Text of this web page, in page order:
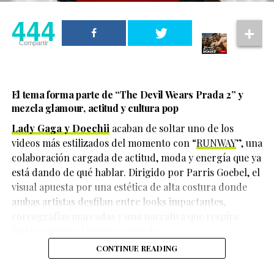
444
Compartir
movimientos bancarios realizados después de su
desaparición, lo que impulsó las investigaciones que
finalmente llevaron al hallazgo de la fosa clandestina.
Hasta el momento, las autoridades continúan
investigando cómo ocurrieron los hechos y quiénes
Durante una entrevista conVanity Fair
444
Compartir
El tema forma parte de “The Devil Wears Prada 2”y
mezcla glamour, actitud y cultura pop
Lady Gaga y Doechii acaban de soltar uno de los
videos más estilizados del momento con “RUNWAY”, una
colaboración cargada de actitud, moda y energía que ya
está dando de qué hablar. Dirigido por Parris Goebel, el
visual apuesta por una estética de alta costura donde
ambas artistas desfilan entre looks impactantes,
CONTINUE READING